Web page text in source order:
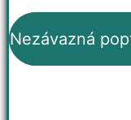
Nezávazná